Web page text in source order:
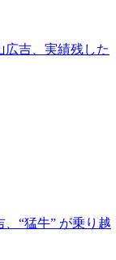
広吉、実績残した
、“猛牛” が乗り越